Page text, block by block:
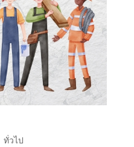
ทั่วไป